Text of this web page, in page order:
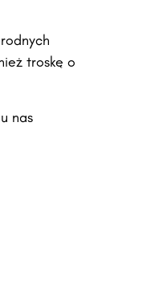
troskę o
nas